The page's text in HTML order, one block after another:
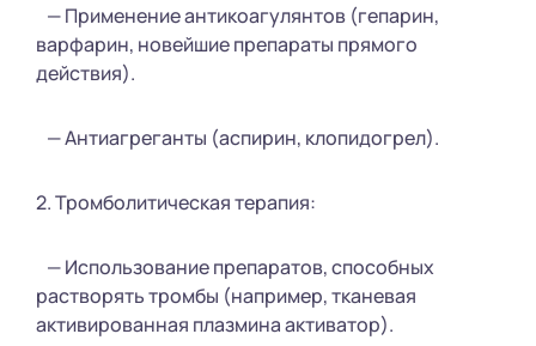
— Применение антикоагулянтов (гепарин,
варфарин, новейшие препараты прямого
действия).
— Антиагреганты (аспирин, клопидогрел).
2. Тромболитическая терапия:
— Использование препаратов, способных
растворять тромбы (например, тканевая
активированная плазмина активатор).